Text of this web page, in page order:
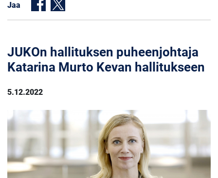
Jaa
JUKOn hallituksen puheenjohtaja
Katarina Murto Kevan hallitukseen
5.12.2022